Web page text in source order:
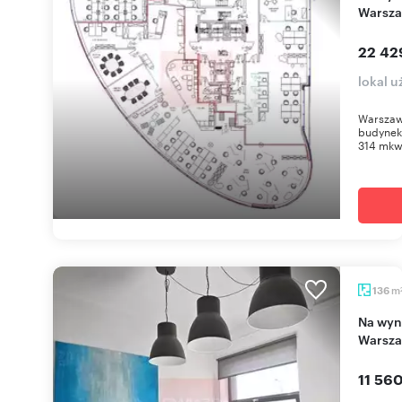
22
lokal
314
136 m
Na wynajem przestronne biuro 136 m² w
11